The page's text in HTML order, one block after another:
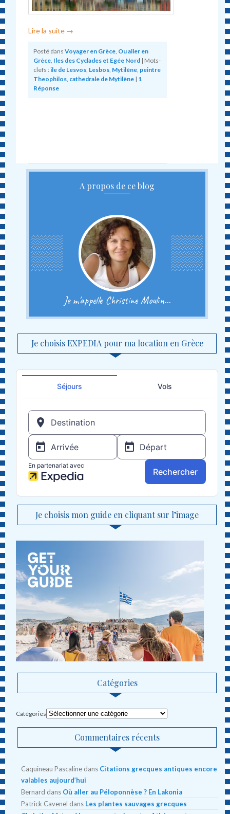
Lire la suite →
Posté dans Voyager en Grèce, Ou aller en
Grèce, Iles des Cyclades et Egée Nord | Mots-
clefs : ile de Lesvos, Lesbos, Mytilène, peintre
Theophilos, cathedrale de Mytilène | 1
Réponse
A propos de ce blog
Je m'appelle Christine Moulin...
Je choisis EXPEDIA pour ma location en Grèce
Je choisis mon guide en cliquant sur l’image
Catégories
Catégories
Commentaires récents
Caquineau Pascaline dans Citations grecques antiques encore
valables aujourd’hui
Bernard dans Où aller au Péloponnèse ? En Lakonia
Patrick Cavenel dans Les plantes sauvages grecques